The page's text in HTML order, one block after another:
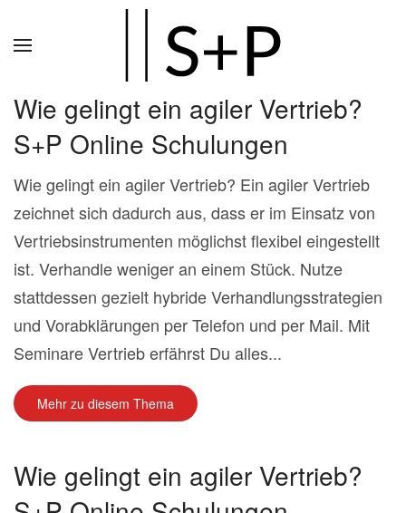
Wie gelingt ein agiler Vertrieb?
S+P Online Schulungen
Wie gelingt ein agiler Vertrieb? Ein agiler Vertrieb
zeichnet sich dadurch aus, dass er im Einsatz von
Vertriebsinstrumenten möglichst flexibel eingestellt
ist. Verhandle weniger an einem Stück. Nutze
stattdessen gezielt hybride Verhandlungsstrategien
und Vorabklärungen per Telefon und per Mail. Mit
Seminare Vertrieb erfährst Du alles...
Mehr zu diesem Thema
Wie gelingt ein agiler Vertrieb?